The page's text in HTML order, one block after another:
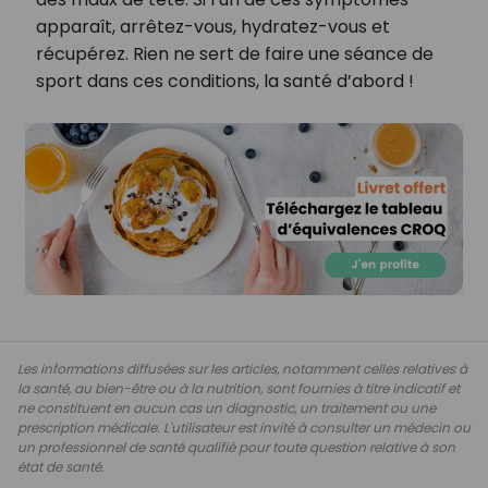
apparaît, arrêtez-vous, hydratez-vous et
récupérez. Rien ne sert de faire une séance de
sport dans ces conditions, la santé d’abord !
Les informations diffusées sur les articles, notamment celles relatives à
la santé, au bien-être ou à la nutrition, sont fournies à titre indicatif et
ne constituent en aucun cas un diagnostic, un traitement ou une
prescription médicale. L'utilisateur est invité à consulter un médecin ou
un professionnel de santé qualifié pour toute question relative à son
état de santé.